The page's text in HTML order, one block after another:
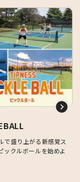
で盛り上がる新感覚ス
ックルボールを始めよ